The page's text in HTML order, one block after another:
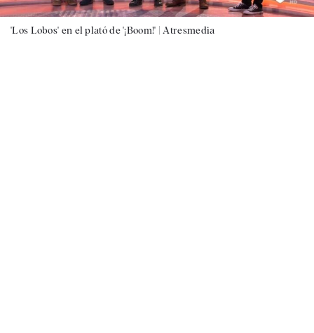
'Los Lobos' en el plató de '¡Boom!' | Atresmedia